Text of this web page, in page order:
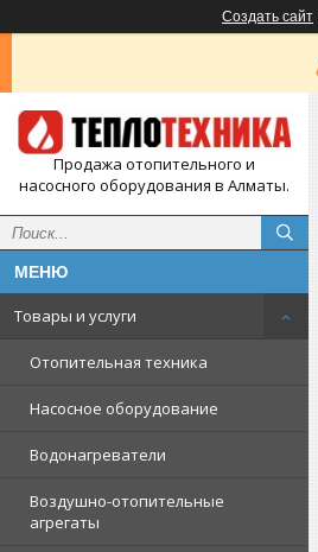
Создать сайт
Продажа отопительного и
насосного оборудования в Алматы.
Товары и услуги
Отопительная техника
Насосное оборудование
Водонагреватели
Воздушно-отопительные
агрегаты